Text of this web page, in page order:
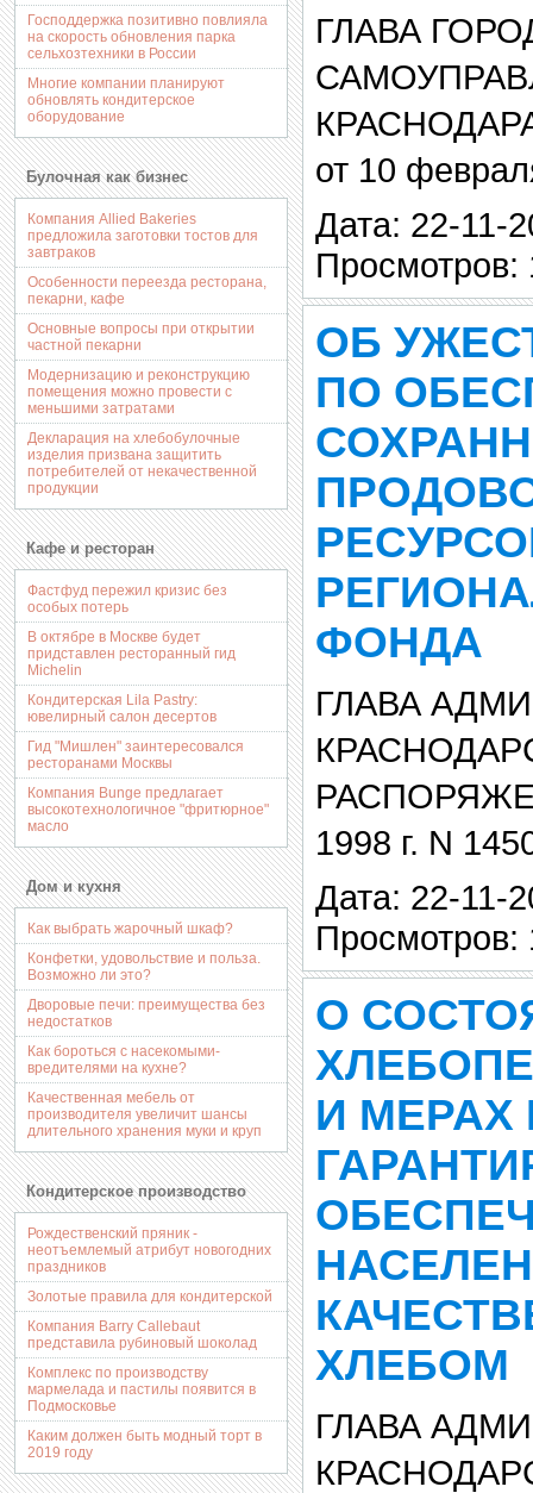
Господдержка позитивно повлияла
на скорость обновления парка
сельхозтехники в России
Многие компании планируют
обновлять кондитерское
оборудование
Булочная как бизнес
Компания Allied Bakeries
предложила заготовки тостов для
завтраков
Особенности переезда ресторана,
пекарни, кафе
Основные вопросы при открытии
частной пекарни
Модернизацию и реконструкцию
помещения можно провести с
меньшими затратами
Декларация на хлебобулочные
изделия призвана защитить
потребителей от некачественной
продукции
Кафе и ресторан
Фастфуд пережил кризис без
особых потерь
В октябре в Москве будет
придставлен ресторанный гид
Michelin
Кондитерская Lila Pastry:
ювелирный салон десертов
Гид "Мишлен" заинтересовался
ресторанами Москвы
Компания Bunge предлагает
высокотехнологичное "фритюрное"
масло
Дом и кухня
Как выбрать жарочный шкаф?
Конфетки, удовольствие и польза.
Возможно ли это?
Дворовые печи: преимущества без
недостатков
Как бороться с насекомыми-
вредителями на кухне?
Качественная мебель от
производителя увеличит шансы
длительного хранения муки и круп
Кондитерское производство
Рождественский пряник -
неотъемлемый атрибут новогодних
праздников
Золотые правила для кондитерской
Компания Barry Callebaut
представила рубиновый шоколад
Комплекс по производству
мармелада и пастилы появится в
Подмосковье
Каким должен быть модный торт в
2019 году
ГЛАВА
от 10
Дата: 22-11-
Просмотров:
ОБ
ПО
ФОНДА
ГЛАВА
1998 г. N
Дата: 22-11-
Просмотров:
О
И МЕРАХ
ХЛЕБОМ
ГЛАВА